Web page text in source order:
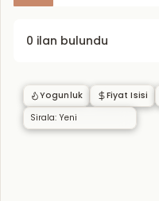
0 ilan bulundu
Yogunluk Fiyat Isisi